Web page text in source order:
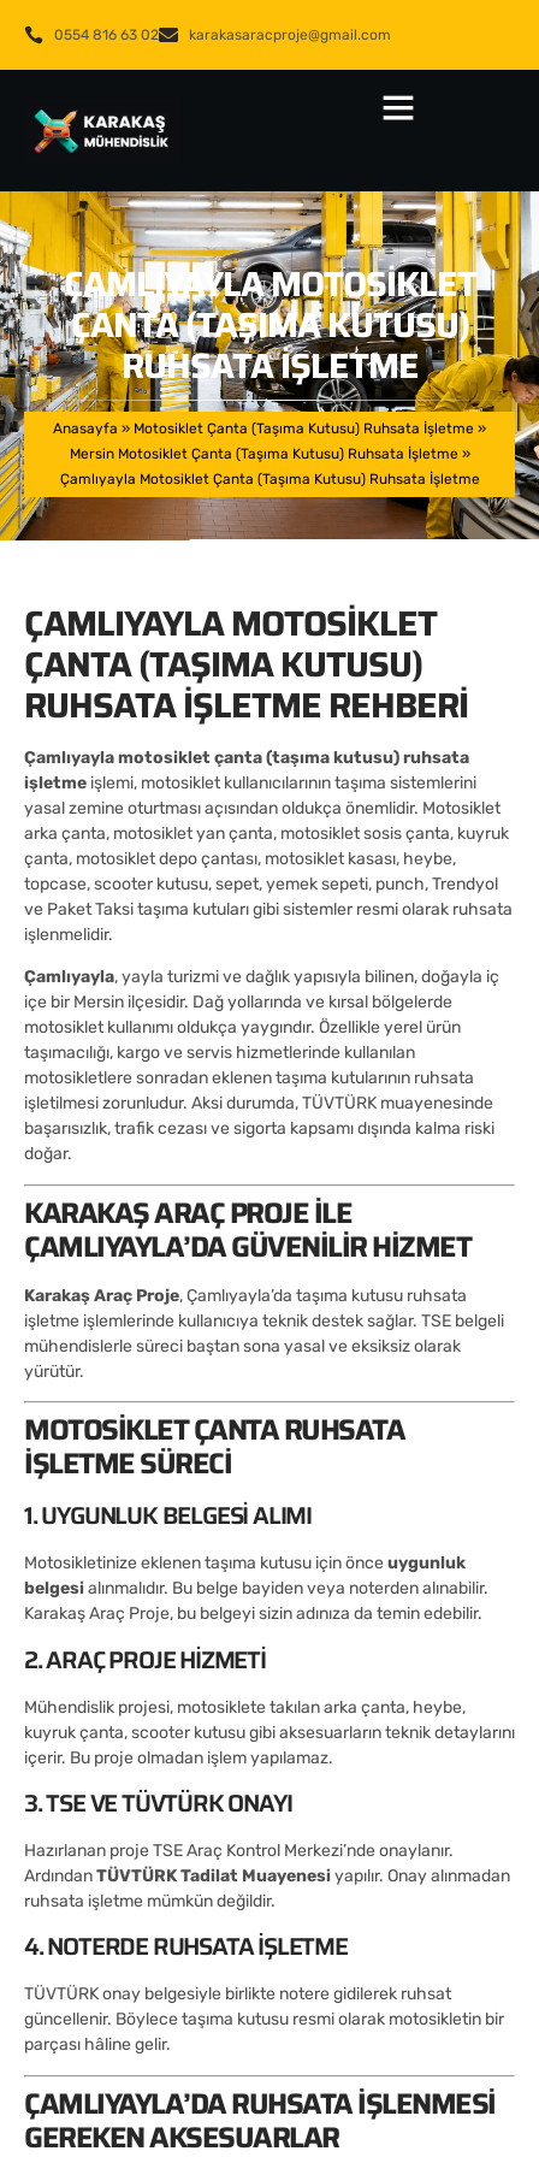
0554 816 63 02 karakasaracproje@gmail.com
ÇAMLIYAYLA MOTOSIKLET
ÇANTA (TAŞIMA KUTUSU)
RUHSATA İŞLETME
Anasayfa » Motosiklet Çanta (Taşıma Kutusu) Ruhsata İşletme »
Mersin Motosiklet Çanta (Taşıma Kutusu) Ruhsata İşletme »
Çamlıyayla Motosiklet Çanta (Taşıma Kutusu) Ruhsata İşletme
ÇAMLIYAYLA MOTOSIKLET
ÇANTA (TAŞIMA KUTUSU)
RUHSATA İŞLETME REHBERI
Çamlıyayla motosiklet çanta (taşıma kutusu) ruhsata
işletme işlemi, motosiklet kullanıcılarının taşıma sistemlerini
yasal zemine oturtması açısından oldukça önemlidir. Motosiklet
arka çanta, motosiklet yan çanta, motosiklet sosis çanta, kuyruk
çanta, motosiklet depo çantası, motosiklet kasası, heybe,
topcase, scooter kutusu, sepet, yemek sepeti, punch, Trendyol
ve Paket Taksi taşıma kutuları gibi sistemler resmi olarak ruhsata
işlenmelidir.
Çamlıyayla, yayla turizmi ve dağlık yapısıyla bilinen, doğayla iç
içe bir Mersin ilçesidir. Dağ yollarında ve kırsal bölgelerde
motosiklet kullanımı oldukça yaygındır. Özellikle yerel ürün
taşımacılığı, kargo ve servis hizmetlerinde kullanılan
motosikletlere sonradan eklenen taşıma kutularının ruhsata
işletilmesi zorunludur. Aksi durumda, TÜVTÜRK muayenesinde
başarısızlık, trafik cezası ve sigorta kapsamı dışında kalma riski
doğar.
KARAKAŞ ARAÇ PROJE ILE
ÇAMLIYAYLA’DA GÜVENILIR HIZMET
Karakaş Araç Proje, Çamlıyayla’da taşıma kutusu ruhsata
işletme işlemlerinde kullanıcıya teknik destek sağlar. TSE belgeli
mühendislerle süreci baştan sona yasal ve eksiksiz olarak
yürütür.
MOTOSIKLET ÇANTA RUHSATA
İŞLETME SÜRECI
1. UYGUNLUK BELGESI ALIMI
Motosikletinize eklenen taşıma kutusu için önceuygunluk
belgesialınmalıdır. Bu belge bayiden veya noterden alınabilir.
Karakaş Araç Proje, bu belgeyi sizin adınıza da temin edebilir.
2. ARAÇ PROJE HIZMETI
Mühendislik projesi, motosiklete takılan arka çanta, heybe,
kuyruk çanta, scooter kutusu gibi aksesuarların teknik detaylarını
içerir. Bu proje olmadan işlem yapılamaz.
3. TSE VE TÜVTÜRK ONAYI
Hazırlanan proje TSE Araç Kontrol Merkezi’nde onaylanır.
ArdındanTÜVTÜRK Tadilat Muayenesiyapılır. Onay alınmadan
ruhsata işletme mümkün değildir.
4. NOTERDE RUHSATA İŞLETME
TÜVTÜRK onay belgesiyle birlikte notere gidilerek ruhsat
güncellenir. Böylece taşıma kutusu resmi olarak motosikletin bir
parçası hâline gelir.
ÇAMLIYAYLA’DA RUHSATA İŞLENMESI
GEREKEN AKSESUARLAR